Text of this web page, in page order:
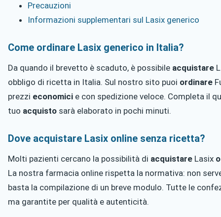
Precauzioni
Informazioni supplementari sul Lasix generico
Come ordinare Lasix generico in Italia?
Da quando il brevetto è scaduto, è possibile acquistare
obbligo di ricetta in Italia. Sul nostro sito puoi ordinare
prezzi economici e con spedizione veloce. Completa il
tuo acquisto sarà elaborato in pochi minuti.
Dove acquistare Lasix online senza ricetta?
Molti pazienti cercano la possibilità di acquistare Lasix
La nostra farmacia online rispetta la normativa: non
basta la compilazione di un breve modulo. Tutte le
ma garantite per qualità e autenticità.